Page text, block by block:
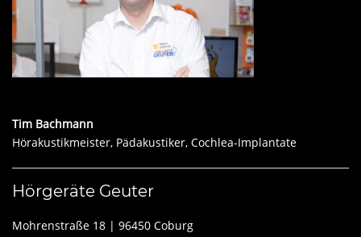
Tim Bachmann
Hörakustikmeister, Pädakustiker, Cochlea-Implantate
Hörgeräte Geuter
Mohrenstraße 18 | 96450 Coburg